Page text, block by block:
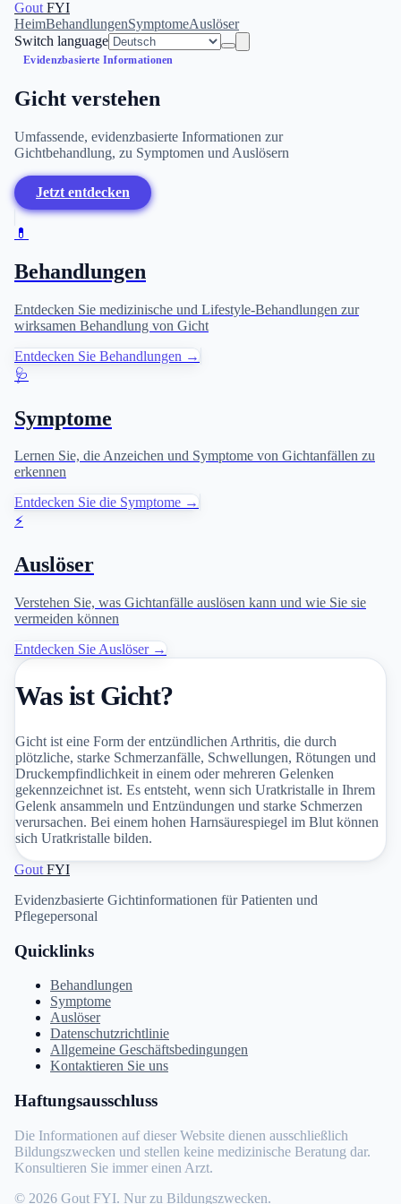
Gout FYI
HeimBehandlungenSymptomeAuslöser
Switch language
Evidenzbasierte Informationen
Gicht verstehen
Umfassende, evidenzbasierte Informationen zur
Gichtbehandlung, zu Symptomen und Auslösern
Jetzt entdecken
💊
Behandlungen
Entdecken Sie medizinische und Lifestyle-Behandlungen zur
wirksamen Behandlung von Gicht
Entdecken Sie Behandlungen →
🩺
Symptome
Lernen Sie, die Anzeichen und Symptome von Gichtanfällen zu
erkennen
Entdecken Sie die Symptome →
⚡
Auslöser
Verstehen Sie, was Gichtanfälle auslösen kann und wie Sie sie
vermeiden können
Entdecken Sie Auslöser →
Was ist Gicht?
Gicht ist eine Form der entzündlichen Arthritis, die durch
plötzliche, starke Schmerzanfälle, Schwellungen, Rötungen und
Druckempfindlichkeit in einem oder mehreren Gelenken
gekennzeichnet ist. Es entsteht, wenn sich Uratkristalle in Ihrem
Gelenk ansammeln und Entzündungen und starke Schmerzen
verursachen. Bei einem hohen Harnsäurespiegel im Blut können
sich Uratkristalle bilden.
Gout FYI
Evidenzbasierte Gichtinformationen für Patienten und
Pflegepersonal
Quicklinks
Behandlungen
Symptome
Auslöser
Datenschutzrichtlinie
Allgemeine Geschäftsbedingungen
Kontaktieren Sie uns
Haftungsausschluss
Die Informationen auf dieser Website dienen ausschließlich
Bildungszwecken und stellen keine medizinische Beratung dar.
Konsultieren Sie immer einen Arzt.
© 2026 Gout FYI. Nur zu Bildungszwecken.